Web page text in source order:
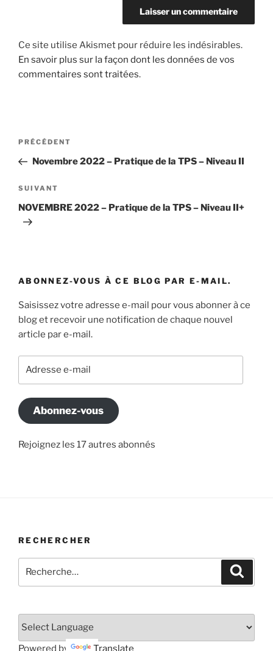
Ce site utilise Akismet pour réduire les indésirables.
En savoir plus sur la façon dont les données de vos
commentaires sont traitées.
Navigation
l’article
Article
précédent
PRÉCÉDENT
Novembre 2022 – Pratique de la TPS – Niveau II
Article
suivant
SUIVANT
NOVEMBRE 2022 – Pratique de la TPS – Niveau II+
ABONNEZ-VOUS À CE BLOG PAR E-MAIL.
Saisissez votre adresse e-mail pour vous abonner à ce
blog et recevoir une notification de chaque nouvel
article par e-mail.
Abonnez-vous
Rejoignez les 17 autres abonnés
RECHERCHER
pour
Powered by Translate